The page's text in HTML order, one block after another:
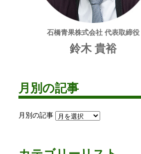
石橋青果株式会社 代表取締役
鈴木 貴裕
月別の記事
月別の記事